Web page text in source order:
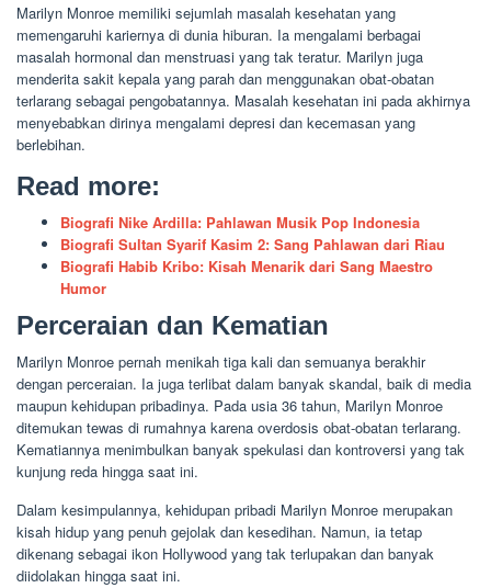
Marilyn Monroe memiliki sejumlah masalah kesehatan yang
memengaruhi kariernya di dunia hiburan. Ia mengalami berbagai
masalah hormonal dan menstruasi yang tak teratur. Marilyn juga
menderita sakit kepala yang parah dan menggunakan obat-obatan
terlarang sebagai pengobatannya. Masalah kesehatan ini pada akhirnya
menyebabkan dirinya mengalami depresi dan kecemasan yang
berlebihan.
Read more:
Biografi Nike Ardilla: Pahlawan Musik Pop Indonesia
Biografi Sultan Syarif Kasim 2: Sang Pahlawan dari Riau
Biografi Habib Kribo: Kisah Menarik dari Sang Maestro
Humor
Perceraian dan Kematian
Marilyn Monroe pernah menikah tiga kali dan semuanya berakhir
dengan perceraian. Ia juga terlibat dalam banyak skandal, baik di media
maupun kehidupan pribadinya. Pada usia 36 tahun, Marilyn Monroe
ditemukan tewas di rumahnya karena overdosis obat-obatan terlarang.
Kematiannya menimbulkan banyak spekulasi dan kontroversi yang tak
kunjung reda hingga saat ini.
Dalam kesimpulannya, kehidupan pribadi Marilyn Monroe merupakan
kisah hidup yang penuh gejolak dan kesedihan. Namun, ia tetap
dikenang sebagai ikon Hollywood yang tak terlupakan dan banyak
diidolakan hingga saat ini.